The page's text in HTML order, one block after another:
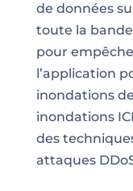
de données
toute la
pour
l’application
inondations
inondations
des
attaques